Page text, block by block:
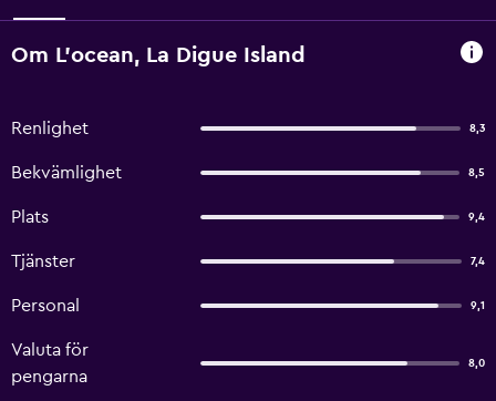
Om L'ocean, La Digue Island
Renlighet 8,3
Bekvämlighet 8,5
Plats 9,4
Tjänster 7,4
Personal 9,1
Valuta för
pengarna
8,0